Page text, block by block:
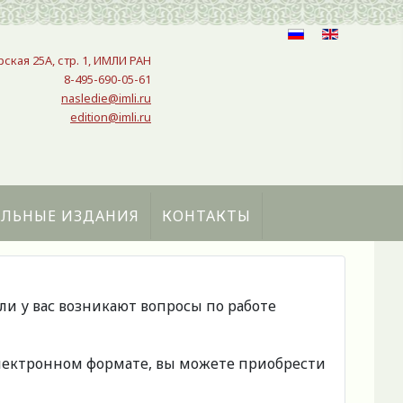
25A, стр. 1, ИМЛИ РАН
8-495-690-05-61
nasledie@imli.ru
edition@imli.ru
ИЗДАНИЯ КОНТАКТЫ
у вас возникают вопросы по работе
формате, вы можете приобрести